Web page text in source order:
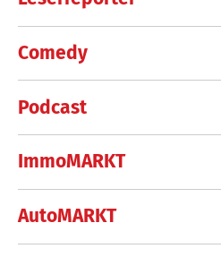
Comedy
Podcast
ImmoMARKT
AutoMARKT